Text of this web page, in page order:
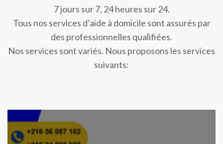
7 jours sur 7, 24 heures sur 24.
Tous nos services d’aide à domicile sont assurés par
des professionnelles qualifiées.
Nos services sont variés. Nous proposons les services
suivants: